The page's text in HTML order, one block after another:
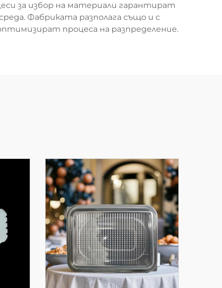
за избор на материали гарантират
Фабриката разполага също и с
процеса на разпределение.